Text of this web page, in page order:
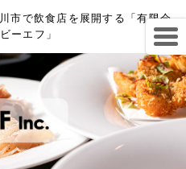
市で飲食店を展開する「有限会
ーエフ」